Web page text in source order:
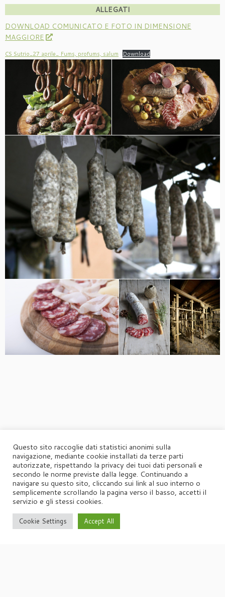
ALLEGATI
DOWNLOAD COMUNICATO E FOTO IN DIMENSIONE
MAGGIORE
CS Sutrio_27 aprile_ Fums, profums, salum Download
·© 2026Agorà·Powered by ·Designed con il
Questo sito raccoglie dati statistici anonimi sulla
navigazione, mediante cookie installati da terze parti
autorizzate, rispettando la privacy dei tuoi dati personali e
secondo le norme previste dalla legge. Continuando a
navigare su questo sito, cliccando sui link al suo interno o
semplicemente scrollando la pagina verso il basso, accetti il
servizio e gli stessi cookies.
Cookie Settings Accept All